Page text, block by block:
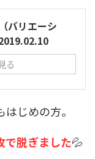
バリエーシ
る
じめの方。
で脱ぎました💦